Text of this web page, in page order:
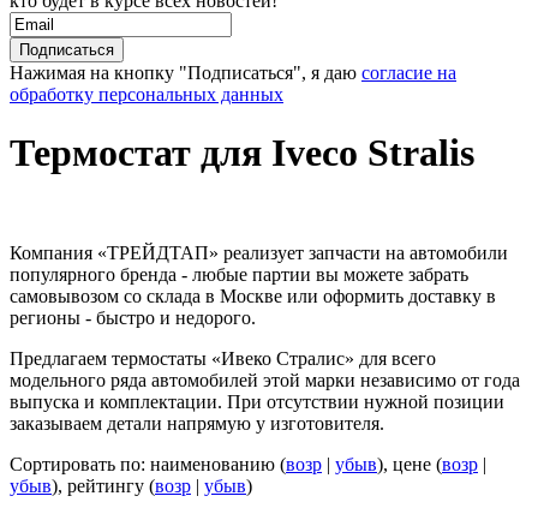
Нажимая на кнопку "Подписаться", я даю согласие на
обработку персональных данных
Термостат для Iveco Stralis
Компания «ТРЕЙДТАП» реализует запчасти на автомобили
популярного бренда - любые партии вы можете забрать
самовывозом со склада в Москве или оформить доставку в
регионы - быстро и недорого.
Предлагаем термостаты «Ивеко Стралис» для всего
модельного ряда автомобилей этой марки независимо от года
выпуска и комплектации. При отсутствии нужной позиции
заказываем детали напрямую у изготовителя.
Сортировать по: наименованию (возр | убыв), цене (возр |
убыв), рейтингу (возр | убыв)